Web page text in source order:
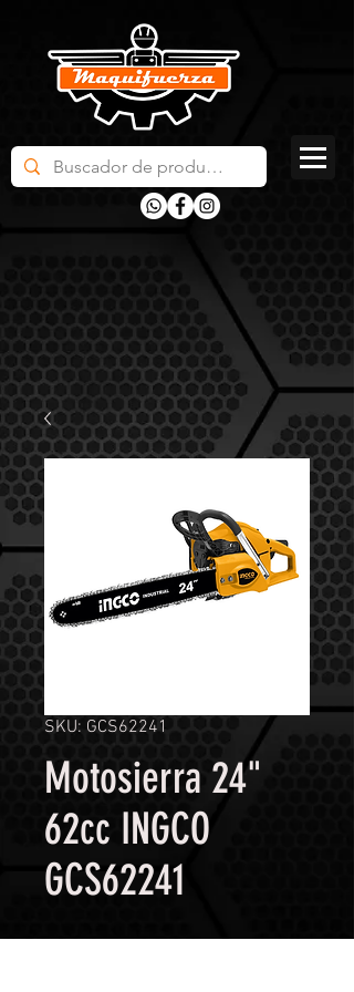
SKU: GCS62241
Motosierra 24"
62cc INGCO
GCS62241